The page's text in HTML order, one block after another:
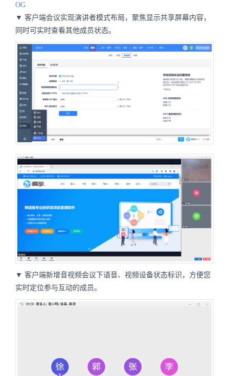
OG
▼ 客户端会议实现演讲者模式布局，聚焦显示共享屏幕内容，
同时可实时查看其他成员状态。
▼ 客户端新增音视频会议下语音、视频设备状态标识，方便您
实时定位参与互动的成员。